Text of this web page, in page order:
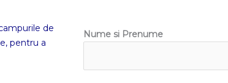
de
pentru a
Nume si Prenume